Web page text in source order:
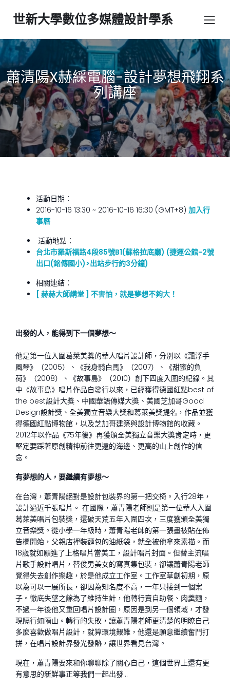
世新大學數位多媒體設計學系
蕭清陽X赫綵電腦-設計夢想飛翔系
列講座
活動日期：
2016-10-16 13:30 ~ 2016-10-16 16:30 (GMT+8) 加入行
事曆
活動地點：
台北市羅斯福路4段85號B1(蘇格拉底廳) (捷運公館-2號
出口(銘傳國小)>出站步行約3分鐘)
相關連結：
[ 赫赫大師講堂 ] 不害怕，就是夢想不夠大！
出發的人，能得到下一個夢想～
他是第一位入圍葛萊美獎的華人唱片設計師，分別以《飄浮手
風琴》（2005）、《我身騎白馬》（2007）、《甜蜜的負
荷》（2008）、《故事島》（2010）創下四度入圍的紀錄。其
中《故事島》唱片作品自發行以來，已經獲得德國紅點best of
the best設計大獎、中國華語傳媒大獎、美國芝加哥Good
Design設計獎、全美獨立音樂大獎和葛萊美獎提名，作品並獲
得德國紅點博物館，以及芝加哥建築與設計博物館的收藏。
2012年以作品《75年後》再獲頒全美獨立音樂大獎肯定時，更
堅定要踩著原創精神前往更遠的海邊、更高的山上創作的信
念。
有夢想的人，要繼續有夢想～
在台灣，蕭青陽絕對是設計包裝界的第一把交椅。入行28年，
設計過近千張唱片。 在國際，蕭青陽老師則是第一位華人入圍
葛萊美唱片包裝獎，還破天荒五年入圍四次，三度獲頒全美獨
立音樂獎。從小學一年級時，蕭青陽老師的第一張畫被貼在佈
告欄開始，父親店裡裝麵包的油紙袋，就全被他拿來素描。而
18歲就如願進了上格唱片當美工，設計唱片封面。但替主流唱
片歌手設計唱片，替俊男美女的寫真集包裝，卻讓蕭青陽老師
覺得失去創作樂趣，於是他成立工作室。工作室草創初期，原
以為可以一展所長，卻因為知名度不高，一年只接到一個案
子。徹底失望之餘為了維持生計，他轉行賣自助餐、肉羹麵，
不過一年後他又重回唱片設計圈，原因是到另一個領域，才發
現隔行如隔山。轉行的失敗，讓蕭青陽老師更清楚的明瞭自己
多麼喜歡做唱片設計，就算環境艱難，他還是願意繼續奮鬥打
拼，在唱片設計界發光發熱，讓世界看見台灣。
現在，蕭青陽要來和你聊聊除了關心自己，這個世界上還有更
有意思的新鮮事正等我們一起出發…